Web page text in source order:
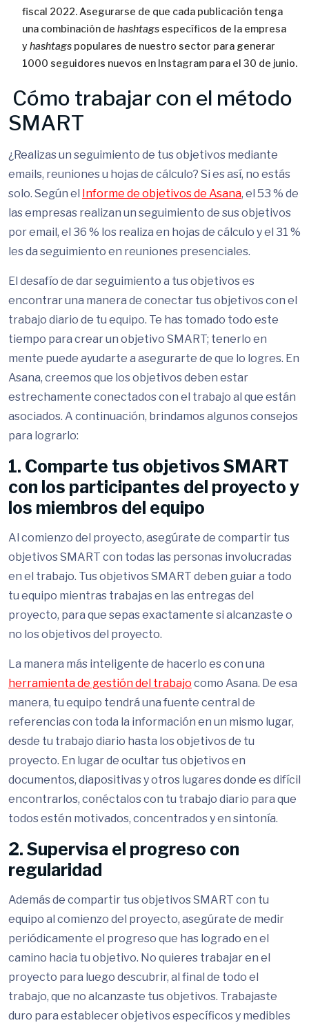
fiscal 2022. Asegurarse de que cada publicación tenga
una combinación de hashtags específicos de la empresa
y hashtags populares de nuestro sector para generar
1000 seguidores nuevos en Instagram para el 30 de junio.
Cómo trabajar con el método
SMART
¿Realizas un seguimiento de tus objetivos mediante
emails, reuniones u hojas de cálculo? Si es así, no estás
solo. Según el Informe de objetivos de Asana, el 53 % de
las empresas realizan un seguimiento de sus objetivos
por email, el 36 % los realiza en hojas de cálculo y el 31 %
les da seguimiento en reuniones presenciales.
El desafío de dar seguimiento a tus objetivos es
encontrar una manera de conectar tus objetivos con el
trabajo diario de tu equipo. Te has tomado todo este
tiempo para crear un objetivo SMART; tenerlo en
mente puede ayudarte a asegurarte de que lo logres. En
Asana, creemos que los objetivos deben estar
estrechamente conectados con el trabajo al que están
asociados. A continuación, brindamos algunos consejos
para lograrlo:
1. Comparte tus objetivos SMART
con los participantes del proyecto y
los miembros del equipo
Al comienzo del proyecto, asegúrate de compartir tus
objetivos SMART con todas las personas involucradas
en el trabajo. Tus objetivos SMART deben guiar a todo
tu equipo mientras trabajas en las entregas del
proyecto, para que sepas exactamente si alcanzaste o
no los objetivos del proyecto.
La manera más inteligente de hacerlo es con una
herramienta de gestión del trabajo como Asana. De esa
manera, tu equipo tendrá una fuente central de
referencias con toda la información en un mismo lugar,
desde tu trabajo diario hasta los objetivos de tu
proyecto. En lugar de ocultar tus objetivos en
documentos, diapositivas y otros lugares donde es difícil
encontrarlos, conéctalos con tu trabajo diario para que
todos estén motivados, concentrados y en sintonía.
2. Supervisa el progreso con
regularidad
Además de compartir tus objetivos SMART con tu
equipo al comienzo del proyecto, asegúrate de medir
periódicamente el progreso que has logrado en el
camino hacia tu objetivo. No quieres trabajar en el
proyecto para luego descubrir, al final de todo el
trabajo, que no alcanzaste tus objetivos. Trabajaste
duro para establecer objetivos específicos y medibles